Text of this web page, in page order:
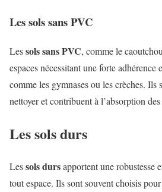
Les sols sans PVC
Lessols sans PVC, comme le
espaces nécessitant une forte adhérence
comme les gymnases ou les crèches. Ils
nettoyer et contribuent à l’absorption
Les sols durs
Lessols dursapportent une robustesse
tout espace. Ils sont souvent choisis